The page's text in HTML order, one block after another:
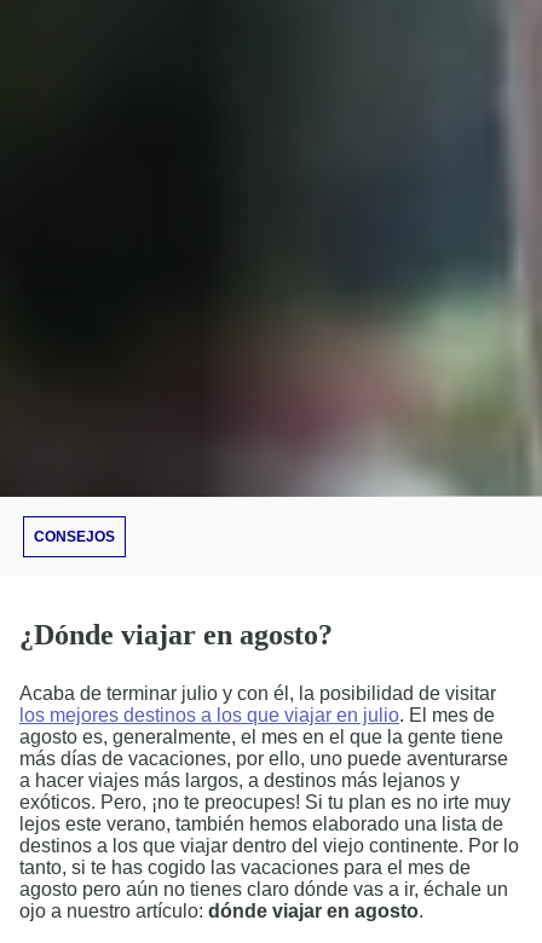
CONSEJOS
¿Dónde viajar en agosto?
Acaba de terminar julio y con él, la posibilidad de visitar
los mejores destinos a los que viajar en julio. El mes de
agosto es, generalmente, el mes en el que la gente tiene
más días de vacaciones, por ello, uno puede aventurarse
a hacer viajes más largos, a destinos más lejanos y
exóticos. Pero, ¡no te preocupes! Si tu plan es no irte muy
lejos este verano, también hemos elaborado una lista de
destinos a los que viajar dentro del viejo continente. Por lo
tanto, si te has cogido las vacaciones para el mes de
agosto pero aún no tienes claro dónde vas a ir, échale un
ojo a nuestro artículo: dónde viajar en agosto.